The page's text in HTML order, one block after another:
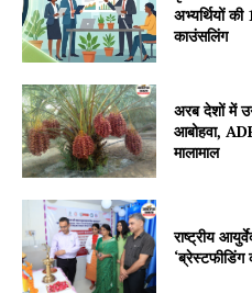
Company
About
अभ्यर्थियों
काउंसलिंग
अरब देशों में
आबोहवा,
मालामाल
राष्ट्रीय
‘ब्रेस्टफीडिंग